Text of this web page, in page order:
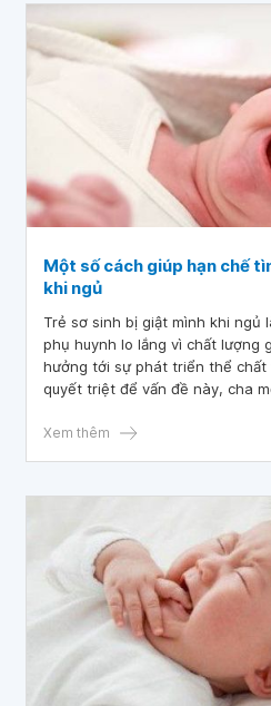
Một số cách giúp hạn chế
khi ngủ
Trẻ sơ sinh bị giật mình khi ngủ
phụ huynh lo lắng vì chất lượng
hưởng tới sự phát triển thể
quyết triệt để vấn đề này, cha
Xem thêm